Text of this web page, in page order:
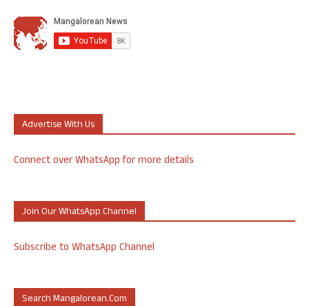
Advertise With Us
Connect over WhatsApp for more details
Join Our WhatsApp Channel
Subscribe to WhatsApp Channel
Search Mangalorean.com